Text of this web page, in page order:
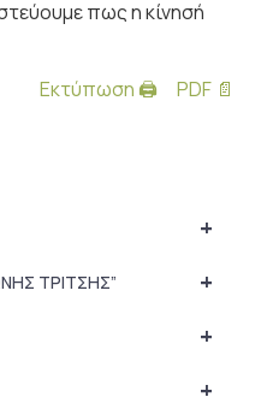
πως η κίνησή
Εκτύπωση 🖨
PDF 📄
+
+
ΤΡΙΤΣΗΣ”
+
+